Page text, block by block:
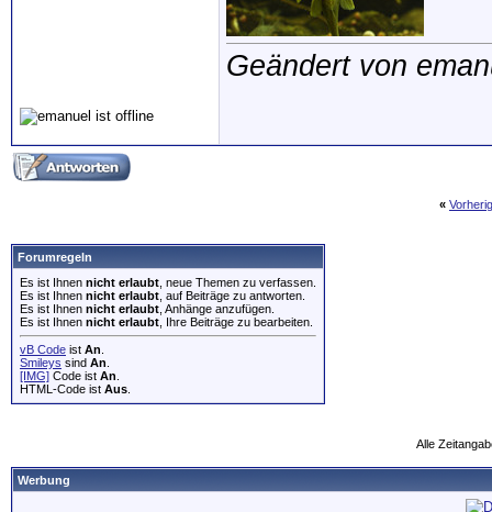
Geändert von
«
Forumregeln
Es ist Ihnen nicht erlaubt , neue Themen zu verfassen.
Es ist Ihnen nicht erlaubt , auf Beiträge zu antworten.
Es ist Ihnen nicht erlaubt , Anhänge anzufügen.
Es ist Ihnen nicht erlaubt , Ihre Beiträge zu bearbeiten.
vB Code ist An
Smileys sind An
[IMG] Code ist An
HTML-Code ist Aus
Alle
Werbung